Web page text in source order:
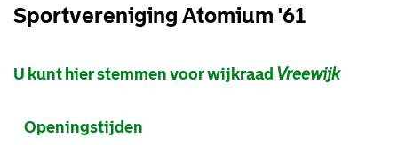
Sportvereniging Atomium '61
U kunt hier stemmen voor wijkraad Vreewijk
Openingstijden